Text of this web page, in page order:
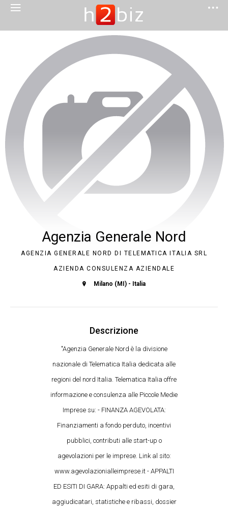
Agenzia Generale Nord
AGENZIA GENERALE NORD DI TELEMATICA ITALIA SRL
AZIENDA CONSULENZA AZIENDALE
Milano (MI) - Italia
Descrizione
"Agenzia Generale Nord è la divisione
nazionale di Telematica Italia dedicata alle
regioni del nord Italia. Telematica Italia offre
informazione e consulenza alle Piccole Medie
Imprese su: - FINANZA AGEVOLATA:
Finanziamenti a fondo perduto, incentivi
pubblici, contributi alle start-up o
agevolazioni per le imprese. Link al sito:
www.agevolazionialleimprese.it - APPALTI
ED ESITI DI GARA: Appalti ed esiti di gara,
aggiudicatari, statistiche e ribassi, dossier